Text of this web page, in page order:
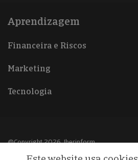
Aprendizagem
Financeira e Riscos
Marketing
Tecnologia
@Copyright 2026, Iberinform